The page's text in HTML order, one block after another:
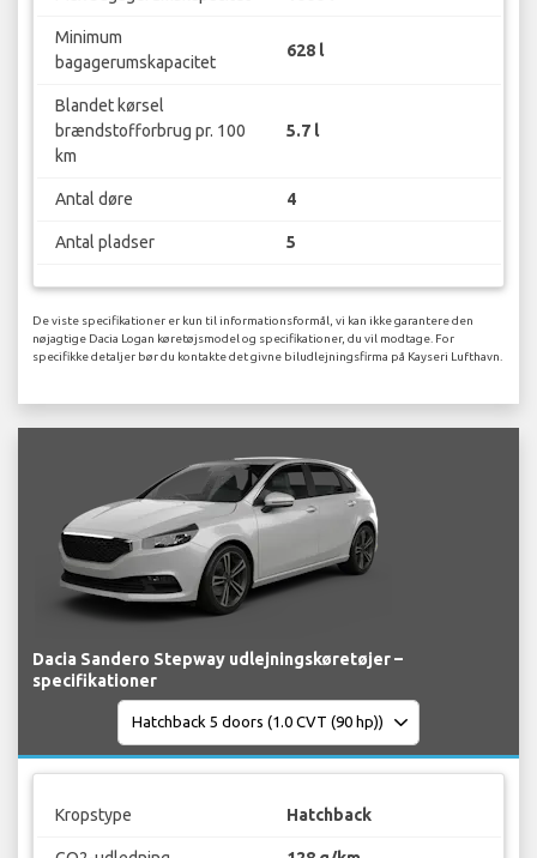
Minimum
bagagerumskapacitet
628 l
Blandet kørsel
brændstofforbrug pr. 100
km
5.7 l
Antal døre 4
Antal pladser 5
De viste specifikationer er kun til informationsformål, vi kan ikke garantere den
nøjagtige Dacia Logan køretøjsmodel og specifikationer, du vil modtage. For
specifikke detaljer bør du kontakte det givne biludlejningsfirma på Kayseri Lufthavn.
Dacia Sandero Stepway udlejningskøretøjer –
specifikationer
Kropstype Hatchback